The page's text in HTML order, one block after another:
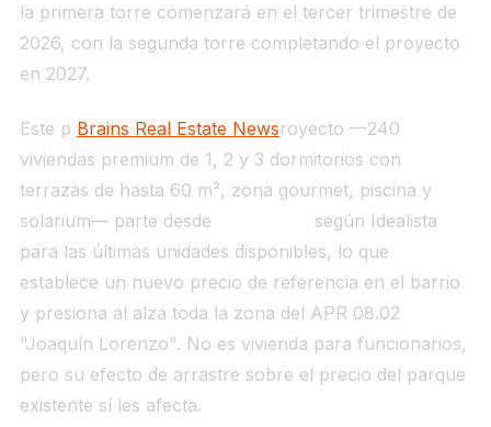
la primera torre comenzará en el tercer trimestre de
2026, con la segunda torre completando el proyecto
en 2027.
Este p Brains Real Estate Newsroyecto —240
viviendas premium de 1, 2 y 3 dormitorios con
terrazas de hasta 60 m², zona gourmet, piscina y
solarium— parte desde
según Idealista
para las últimas unidades disponibles, lo que
establece un nuevo precio de referencia en el barrio
y presiona al alza toda la zona del APR 08.02
"Joaquín Lorenzo". No es vivienda para funcionarios,
pero su efecto de arrastre sobre el precio del parque
existente sí les afecta.